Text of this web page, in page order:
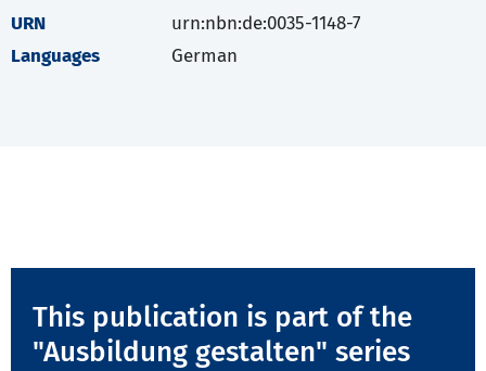
URN
urn:nbn:de:0035-1148-7
Languages
German
This publication is part of the
"Ausbildung gestalten" series